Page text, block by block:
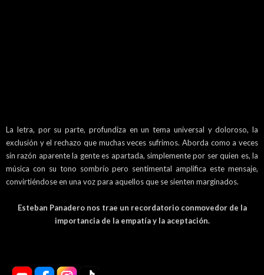
La letra, por su parte, profundiza en un tema universal y doloroso, la
exclusión y el rechazo que muchas veces sufrimos. Aborda como a veces
sin razón aparente la gente es apartada, simplemente por ser quien es, la
música con su tono sombrío pero sentimental amplifica este mensaje,
convirtiéndose en una voz para aquellos que se sienten marginados.
Esteban Panadero nos trae un recordatorio conmovedor de la
importancia de la empatía y la aceptación.